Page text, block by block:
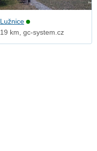
Lužnice
19 km, gc-system.cz